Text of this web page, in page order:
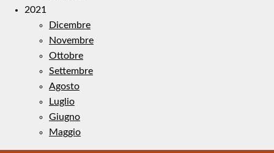
2021
Dicembre
Novembre
Ottobre
Settembre
Agosto
Luglio
Giugno
Maggio